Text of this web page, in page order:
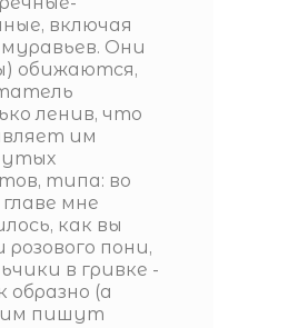
включая
Они
обижаются,
ленив, что
им
типа: во
мне
как вы
розового пони,
в гривке -
(а
им пишут